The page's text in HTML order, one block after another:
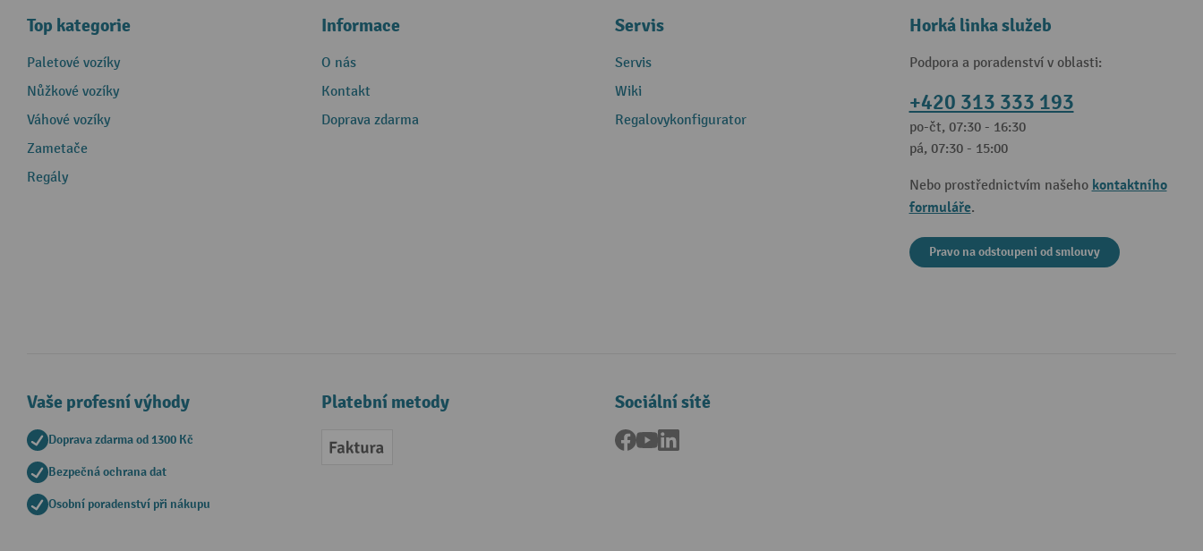
Top kategorie
Paletové vozíky
Nůžkové vozíky
Váhové vozíky
Zametače
Regály
Informace
O nás
Kontakt
Doprava zdarma
Servis
Servis
Wiki
Regalovykonfigurator
Horká linka služeb
Podpora a poradenství v oblasti:
+420 313 333 193
po-čt, 07:30 - 16:30
pá, 07:30 - 15:00
Nebo prostřednictvím našeho kontaktního
formuláře.
Pravo na odstoupeni od smlouvy
Vaše profesní výhody
Doprava zdarma od 1300 Kč
Bezpečná ochrana dat
Osobní poradenství při nákupu
Platební metody
Faktura
Sociální sítě
Facebook
YouTube